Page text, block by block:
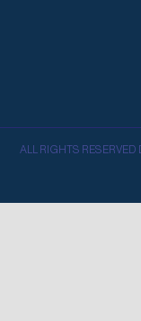
ALL RIGHTS